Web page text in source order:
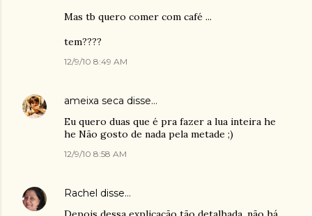
Mas tb quero comer com café ...
tem????
12/9/10 8:49 AM
ameixa seca disse…
Eu quero duas que é pra fazer a lua inteira he
he Não gosto de nada pela metade ;)
12/9/10 8:58 AM
Rachel disse…